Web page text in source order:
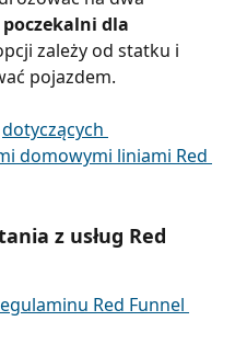
dla
zależy od statku i
pojazdem.
dotyczących
domowymi liniami Red
z usług Red
Red Funnel